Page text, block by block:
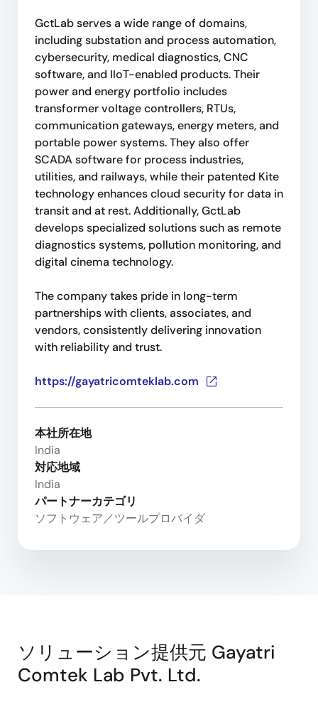
GctLab serves a wide range of domains,
including substation and process automation,
cybersecurity, medical diagnostics, CNC
software, and IIoT-enabled products. Their
power and energy portfolio includes
transformer voltage controllers, RTUs,
communication gateways, energy meters, and
portable power systems. They also offer
SCADA software for process industries,
utilities, and railways, while their patented Kite
technology enhances cloud security for data in
transit and at rest. Additionally, GctLab
develops specialized solutions such as remote
diagnostics systems, pollution monitoring, and
digital cinema technology.
The company takes pride in long-term
partnerships with clients, associates, and
vendors, consistently delivering innovation
with reliability and trust.
https://gayatricomteklab.com
本社所在地
India
対応地域
India
パートナーカテゴリ
ソフトウェア／ツールプロバイダ
ソリューション提供元 Gayatri
Comtek Lab Pvt. Ltd.